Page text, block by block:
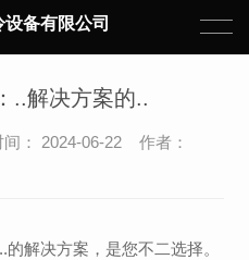
备有限公司
..解决方案的..
： 2024-06-22 作者：
解决方案，是您不二选择。